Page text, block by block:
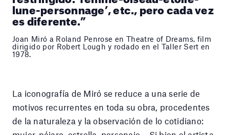
lune-personnage’, etc., pero cada vez
es diferente.”
Joan Miró a Roland Penrose en Theatre of Dreams, film
dirigido por Robert Lough y rodado en el Taller Sert en
1978.
La iconografía de Miró se reduce a una serie de
motivos recurrentes en toda su obra, procedentes
de la naturaleza y la observación de lo cotidiano: